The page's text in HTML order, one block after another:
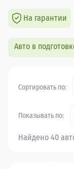
На гарантии
Авто в
Сортировать по:
Показывать по:
Найдено 40